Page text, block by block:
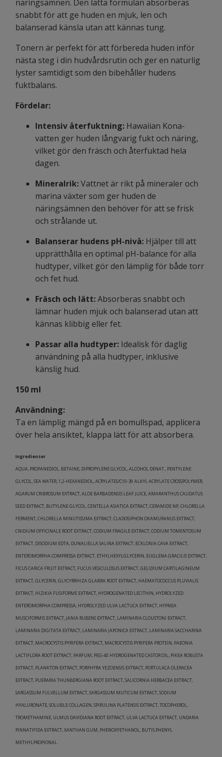
näringsämnen. Den lätta formulan absorberas
snabbt för att ge huden en mjuk, len och
balanserad känsla utan att kännas tung.
Tonern är perfekt för att förbereda huden inför
nästa steg i din hudvårdsrutin och ger en naturlig
lyster samtidigt som den bibehåller hudens
fuktbalans.
Fördelar:
Intensiv återfuktning: Hawaiian Kona-
vatten ger huden långvarig fukt och näring,
vilket gör den fräsch och återfuktad hela
dagen.
Mineralrik:Vattnet är rikt på mineraler och
marina växter som ger huden de
näringsämnen den behöver för att se frisk
och strålande ut.
Balanserar hudens pH-nivå: Hjälper till att
upprätthålla en optimal pH-balance för alla
hudtyper, vilket gör den lämplig för både torr
och fet hud.
Fräsch och lätt:Absorberas snabbt och
lämnar huden mjuk och balanserad utan att
kännas klibbig eller fet.
Passar alla hudtyper: Idealisk för daglig
användning på alla hudtyper, inklusive
känslig hud.
150 ml
Användning:
Ta en lämplig mängd på en bomullspad, applicera
över hela ansiktet, klappa lätt för att absorbera.
Ingredienser
AQUA, PROPANEDIOL, BETAINE, DIPROPYLENE GLYCOL, ALCOHOL DENAT., PENTYLENE
GLYCOL, SEA WATER, 1,2-HEXANEDIOL, ACRYLATES/C10-30 ALKYL ACRYLATE CROSSPOLYMER,
AGARUM CRIBROSUM EXTRACT, ALOE BARBADENSIS LEAF JUICE, AMARANTHUS CAUDATUS
SEED EXTRACT, BUTYLENE GLYCOL, CENTELLA ASIATICA EXTRACT, CERAMIDE NP, CHLORELLA
FERMENT, CHLORELLA MINUTISSIMA EXTRACT, CLADOSIPHON OKAMURANUS EXTRACT,
CNIDIUM OFFICINALE ROOT EXTRACT, CODIUM FRAGILE EXTRACT, CODIUM TOMENTOSUM
EXTRACT, DISODIUM EDTA, DUNALIELLA SALINA EXTRACT, ECKLONIA CAVA EXTRACT,
ENTEROMORPHA COMPRESSA EXTRACT, ETHYLHEXYLGLYCERIN, EUGLENA GRACILIS EXTRACT,
FICUS CARICA FRUIT EXTRACT, FUCUS VESICULOSUS EXTRACT, GELIDIUM CARTILAGINEUM
EXTRACT, GLYCERIN, GLYCYRRHIZA GLABRA ROOT EXTRACT, HAEMATOCOCCUS PLUVIALIS
EXTRACT, HIZIKIA FUSIFORME EXTRACT, HYDROGENATED LECITHIN, HYDROLYZED
ENTEROMORPHA COMPRESSA, HYDROLYZED ULVA LACTUCA EXTRACT, HYPNEA
MUSCIFORMIS EXTRACT, JANIA RUBENS EXTRACT, LAMINARIA CLOUSTONI EXTRACT,
LAMINARIA DIGITATA EXTRACT, LAMINARIA JAPONICA EXTRACT, LAMINARIA SACCHARINA
EXTRACT, MACROCYSTIS PYRIFERA EXTRACT, MACROCYSTIS PYRIFERA PROTEIN, PAEONIA
LACTIFLORA ROOT EXTRACT, PARFUM, PEG-40 HYDROGENATED CASTOR OIL, PIKEA ROBUSTA
EXTRACT, PLANKTON EXTRACT, PORPHYRA YEZOENSIS EXTRACT, PORTULACA OLERACEA
EXTRACT, PUERARIA THUNBERGIANA ROOT EXTRACT, SALICORNIA HERBACEA EXTRACT,
SARGASSUM FULVELLUM EXTRACT, SARGASSUM MUTICUM EXTRACT, SODIUM
HYALURONATE, SOLUBLE COLLAGEN, SPIRULINA PLATENSIS EXTRACT, TOCOPHEROL,
TROMETHAMINE, ULMUS DAVIDIANA ROOT EXTRACT, ULVA LACTUCA EXTRACT, UNDARIA
PINNATIFIDA EXTRACT, XANTHAN GUM, PHENOXYETHANOL, BUTYLPHENYL
METHYLPROPIONAL